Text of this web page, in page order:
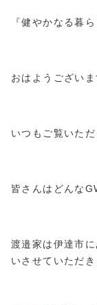
『健やかなる暮ら
おはようございま
いつもご覧いた
皆さんはどんな
渡邉家は伊達市
いさせていただき